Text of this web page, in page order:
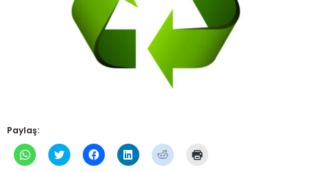
Paylaş:
WhatsApp'ta
paylaşmak
Twitter
üzerinde
Facebook'ta
paylaşmak
Linkedln
üzerinden
Reddit
üzerinde